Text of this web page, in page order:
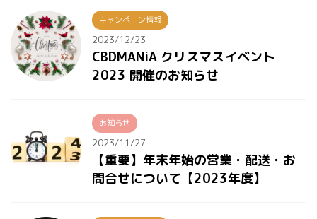
キャンペーン情報
2023/12/23
CBDMANiA クリスマスイベント
2023 開催のお知らせ
お知らせ
2023/11/27
【重要】年末年始の営業・配送・お
問合せについて【2023年度】